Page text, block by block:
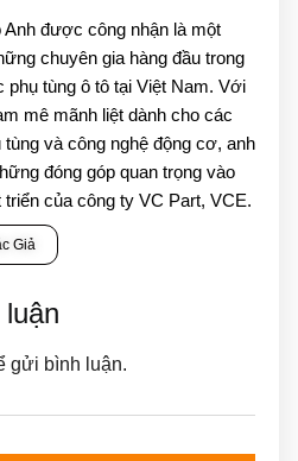
Anh được công nhận là một
chuyên gia hàng đầu trong
phụ tùng ô tô tại Việt Nam. Với
mê mãnh liệt dành cho các
tùng và công nghệ động cơ, anh
đóng góp quan trọng vào
của công ty VC Part, VCE.
Giả
gửi bình luận.